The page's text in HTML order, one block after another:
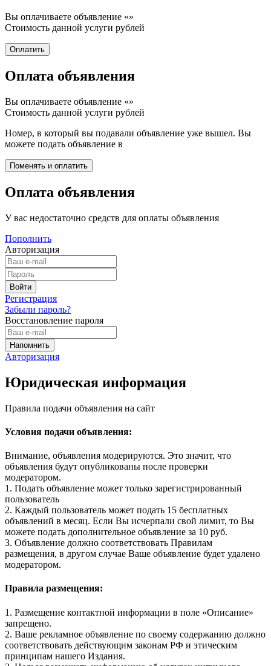
Вы оплачиваете объявление «»
Стоимость данной услуги рублей
Оплата объявления
Вы оплачиваете объявление «»
Стоимость данной услуги рублей
Номер, в который вы подавали объявление уже вышел. Вы
можете подать объявление в
Оплата объявления
У вас недостаточно средств для оплаты объявления
Пополнить
Авторизация
Регистрация
Забыли пароль?
Восстановление пароля
Авторизация
Юридическая информация
Правила подачи объявления на сайт
Условия подачи объявления:
Внимание, объявления модерируются. Это значит, что
объявления будут опубликованы после проверки
модератором.
1. Подать объявление может только зарегистрированный
пользователь
2. Каждый пользователь может подать 15 бесплатных
объявлений в месяц. Если Вы исчерпали свой лимит, то Вы
можете подать дополнительное объявление за 10 руб.
3. Объявление должно соответствовать Правилам
размещения, в другом случае Ваше объявление будет удалено
модератором.
Правила размещения:
1. Размещение контактной информации в поле «Описание»
запрещено.
2. Ваше рекламное объявление по своему содержанию должно
соответствовать действующим законам РФ и этическим
принципам нашего Издания.